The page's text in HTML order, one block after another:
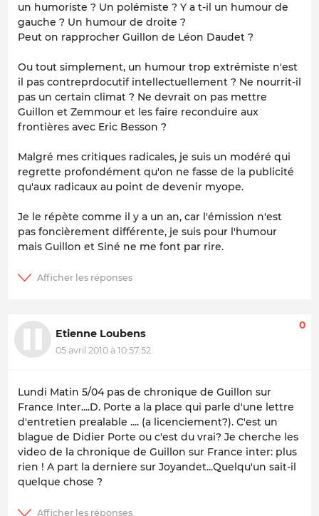
un humoriste ? Un polémiste ? Y a t-il un humour de
gauche ? Un humour de droite ?
Peut on rapprocher Guillon de Léon Daudet ?
Ou tout simplement, un humour trop extrémiste n'est
il pas contreprdocutif intellectuellement ? Ne nourrit-il
pas un certain climat ? Ne devrait on pas mettre
Guillon et Zemmour et les faire reconduire aux
frontières avec Eric Besson ?
Malgré mes critiques radicales, je suis un modéré qui
regrette profondément qu'on ne fasse de la publicité
qu'aux radicaux au point de devenir myope.
Je le répète comme il y a un an, car l'émission n'est
pas foncièrement différente, je suis pour l'humour
mais Guillon et Siné ne me font par rire.
Etienne Loubens
05 avril 2010 à 10:57:52
0
Lundi Matin 5/04 pas de chronique de Guillon sur
France Inter....D. Porte a la place qui parle d'une lettre
d'entretien prealable .... (a licenciement?). C'est un
blague de Didier Porte ou c'est du vrai? Je cherche les
video de la chronique de Guillon sur France inter: plus
rien ! A part la derniere sur Joyandet...Quelqu'un sait-il
quelque chose ?